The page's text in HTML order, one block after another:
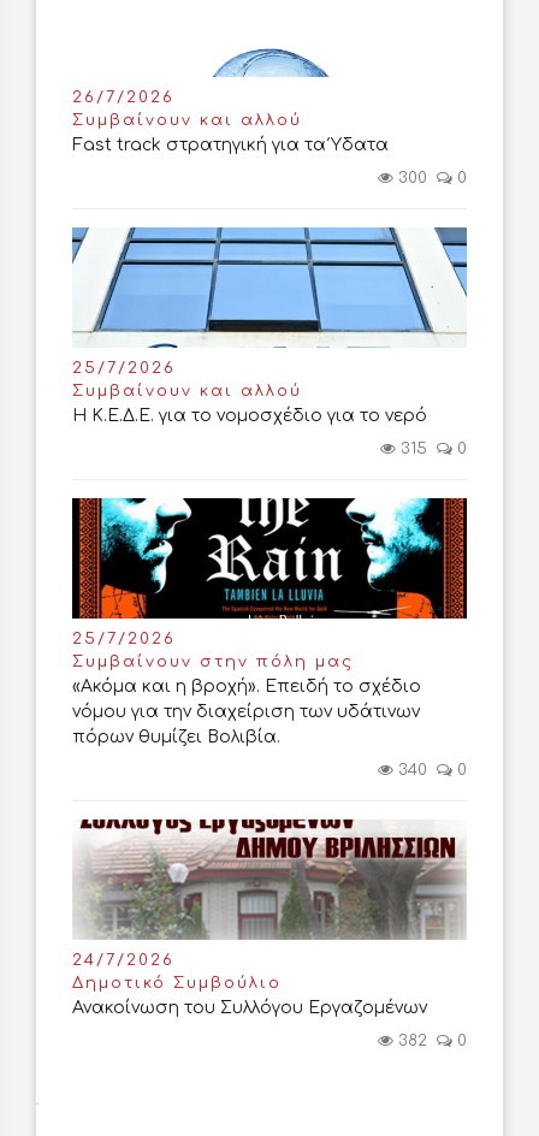
26/7/2026
Συμβαίνουν και αλλού
Fast track στρατηγική για τα Ύδατα
300 0
25/7/2026
Συμβαίνουν και αλλού
Η Κ.Ε.Δ.Ε. για το νομοσχέδιο για το νερό
315 0
25/7/2026
Συμβαίνουν στην πόλη μας
«Ακόμα και η βροχή». Επειδή το σχέδιο
νόμου για την διαχείριση των υδάτινων
πόρων θυμίζει Βολιβία.
340 0
24/7/2026
Δημοτικό Συμβούλιο
Ανακοίνωση του Συλλόγου Εργαζομένων
382 0